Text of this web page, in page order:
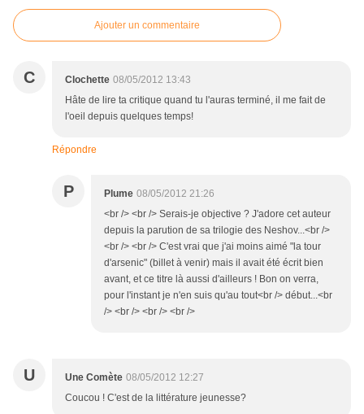
Ajouter un commentaire
C Clochette 08/05/2012 13:43
Hâte de lire ta critique quand tu l'auras terminé, il me fait de
l'oeil depuis quelques temps!
Répondre
P Plume 08/05/2012 21:26
<br /> <br /> Serais-je objective ? J'adore cet auteur
depuis la parution de sa trilogie des Neshov...<br />
<br /> <br /> C'est vrai que j'ai moins aimé "la tour
d'arsenic" (billet à venir) mais il avait été écrit bien
avant, et ce titre là aussi d'ailleurs ! Bon on verra,
pour l'instant je n'en suis qu'au tout<br /> début...<br
/> <br /> <br /> <br />
U Une Comète 08/05/2012 12:27
Coucou ! C'est de la littérature jeunesse?